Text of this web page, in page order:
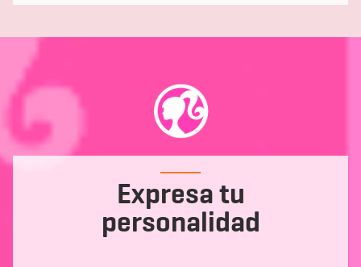
Expresa tu
personalidad